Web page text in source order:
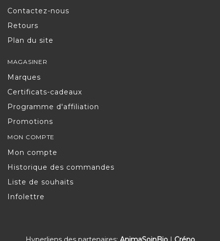
Contactez-nous
Retours
Plan du site
MAGASINER
Marques
Certificats-cadeaux
Programme d'affiliation
Promotions
MON COMPTE
Mon compte
Historique des commandes
Liste de souhaits
Infolettre